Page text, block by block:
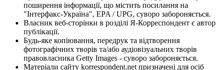
поширення інформації, що містить посилання на
"Інтерфакс-Україна", EPA / UPG, суворо забороняється.
Власник веб-сторінки в розділі Я-Корреспондент є автор
публікації.
Будь-яке копіювання, передрук та відтворення
фотографічних творів та/або аудіовізуальних творів
правовласника Getty Images - суворо забороняється.
Матеріали сайту korrespondent.net призначені для осіб